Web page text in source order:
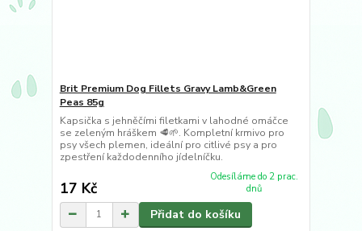
Brit Premium Dog Fillets Gravy Lamb&Green
Peas 85g
Kapsička s jehněčími filetkami v lahodné omáčce
se zeleným hráškem 🥩🌱. Kompletní krmivo pro
psy všech plemen, ideální pro citlivé psy a pro
zpestření každodenního jídelníčku.
17 Kč
Odesíláme do 2 prac.
dnů
Přidat do košíku